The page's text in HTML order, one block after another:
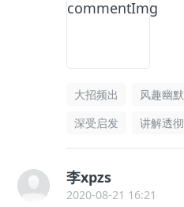
大招频出 风趣幽默
深受启发
讲解透彻
李xpzs
2020-08-21 16:21